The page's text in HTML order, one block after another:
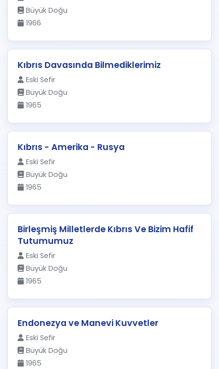
Büyük Doğu
1966
Kıbrıs Davasında Bilmediklerimiz
Eski Sefir
Büyük Doğu
1965
Kıbrıs - Amerika - Rusya
Eski Sefir
Büyük Doğu
1965
Birleşmiş Milletlerde Kıbrıs Ve Bizim Hafif
Tutumumuz
Eski Sefir
Büyük Doğu
1965
Endonezya ve Manevi Kuvvetler
Eski Sefir
Büyük Doğu
1965